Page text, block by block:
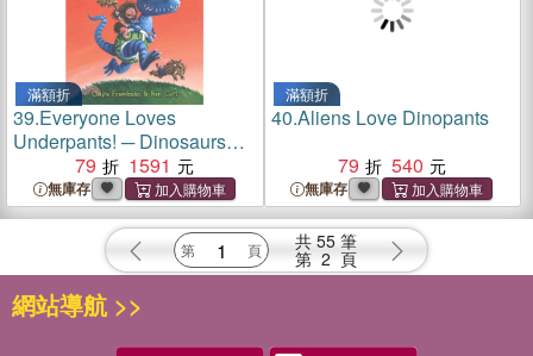
滿額折
39.Everyone Loves
Underpants! ─ Dinosaurs
Love Underpants / Pirates
Love Underpants / Monsters
Love Underpants
79 1591
無庫存
滿額折
40.Aliens Love Dinopants
79
540
無庫存
共 55 筆
第 2 頁
網站導航 >>